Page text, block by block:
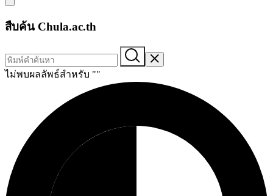
สืบค้น Chula.ac.th
ไม่พบผลลัพธ์สำหรับ ""